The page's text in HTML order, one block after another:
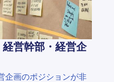
経営幹部・経営企
企画のポジションが非